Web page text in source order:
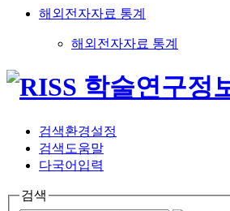
해외전자자료 통계
해외전자자료 통계
검색환경설정
검색도움말
다국어입력
검색